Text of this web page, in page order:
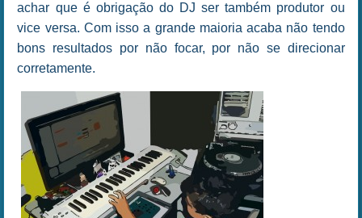
achar que é obrigação do DJ ser também produtor ou
vice versa. Com isso a grande maioria acaba não tendo
bons resultados por não focar, por não se direcionar
corretamente.